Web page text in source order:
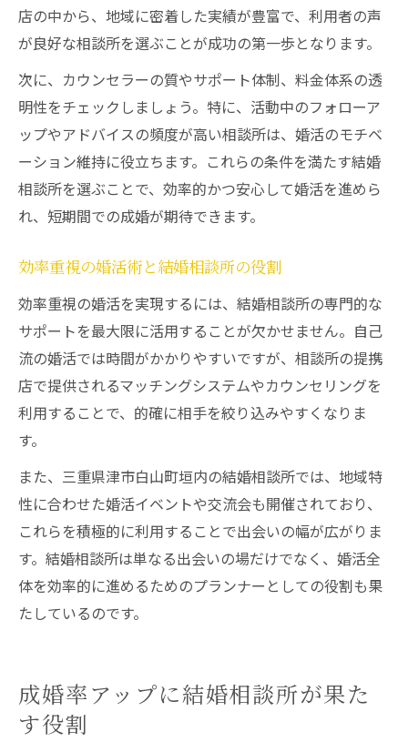
店の中から、地域に密着した実績が豊富で、利用者の声
が良好な相談所を選ぶことが成功の第一歩となります。
次に、カウンセラーの質やサポート体制、料金体系の透
明性をチェックしましょう。特に、活動中のフォローア
ップやアドバイスの頻度が高い相談所は、婚活のモチベ
ーション維持に役立ちます。これらの条件を満たす結婚
相談所を選ぶことで、効率的かつ安心して婚活を進めら
れ、短期間での成婚が期待できます。
効率重視の婚活術と結婚相談所の役割
効率重視の婚活を実現するには、結婚相談所の専門的な
サポートを最大限に活用することが欠かせません。自己
流の婚活では時間がかかりやすいですが、相談所の提携
店で提供されるマッチングシステムやカウンセリングを
利用することで、的確に相手を絞り込みやすくなりま
す。
また、三重県津市白山町垣内の結婚相談所では、地域特
性に合わせた婚活イベントや交流会も開催されており、
これらを積極的に利用することで出会いの幅が広がりま
す。結婚相談所は単なる出会いの場だけでなく、婚活全
体を効率的に進めるためのプランナーとしての役割も果
たしているのです。
成婚率アップに結婚相談所が果た
す役割